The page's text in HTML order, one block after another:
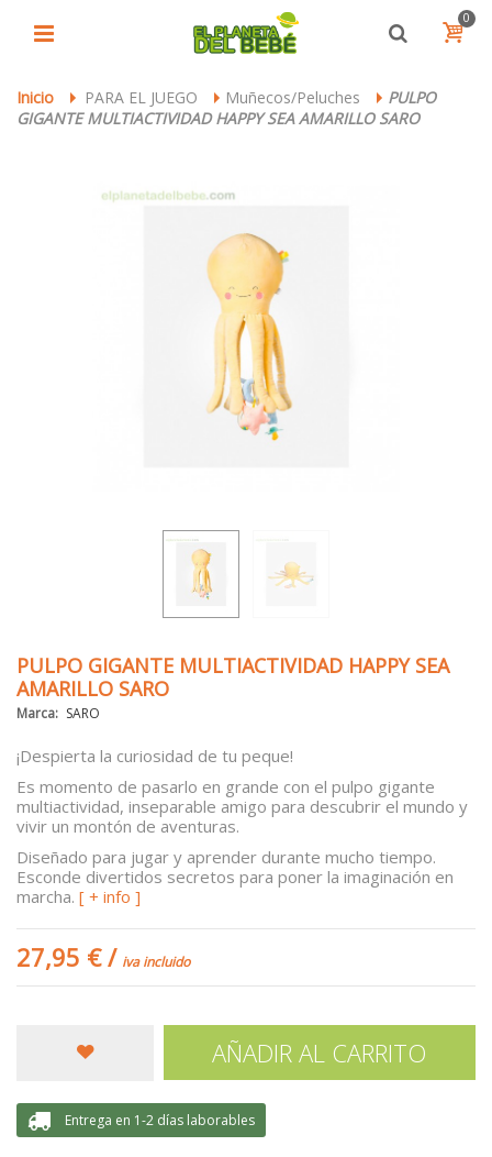
0
Inicio > PARA EL JUEGO > Muñecos/Peluches > PULPO
GIGANTE MULTIACTIVIDAD HAPPY SEA AMARILLO SARO
PULPO GIGANTE MULTIACTIVIDAD HAPPY SEA
AMARILLO SARO
Marca: SARO
¡Despierta la curiosidad de tu peque!
Es momento de pasarlo en grande con el pulpo gigante
multiactividad, inseparable amigo para descubrir el mundo y
vivir un montón de aventuras.
Diseñado para jugar y aprender durante mucho tiempo.
Esconde divertidos secretos para poner la imaginación en
marcha. [ + info ]
27,95 €/ iva incluido
AÑADIR AL CARRITO
Entrega en 1-2 días laborables